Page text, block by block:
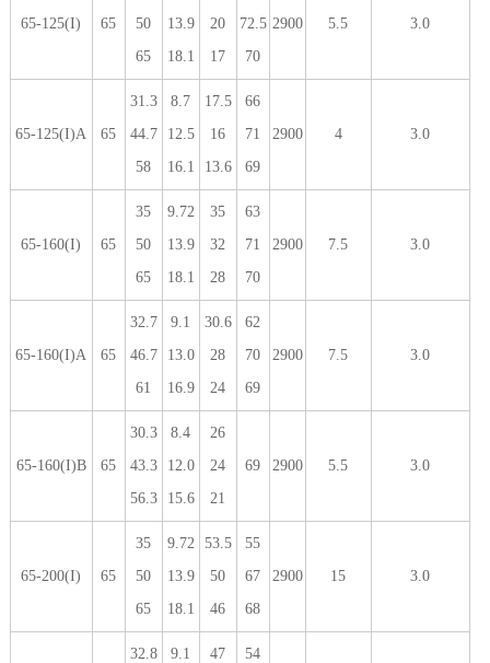
65-125(I) 65
50
65
13.9
18.1
20
17
72.5
70
2900 5.5 3.0
65-125(I)A 65
31.3
44.7
58
8.7
12.5
16.1
17.5
16
13.6
66
71
69
2900 4 3.0
65-160(I) 65
35
50
65
9.72
13.9
18.1
35
32
28
63
71
70
2900 7.5 3.0
65-160(I)A 65
32.7
46.7
61
9.1
13.0
16.9
30.6
28
24
62
70
69
2900 7.5 3.0
65-160(I)B 65
30.3
43.3
56.3
8.4
12.0
15.6
26
24
21
69 2900 5.5 3.0
65-200(I) 65
35
50
65
9.72
13.9
18.1
53.5
50
46
55
67
68
2900 15 3.0
32.8
9.1
47
54